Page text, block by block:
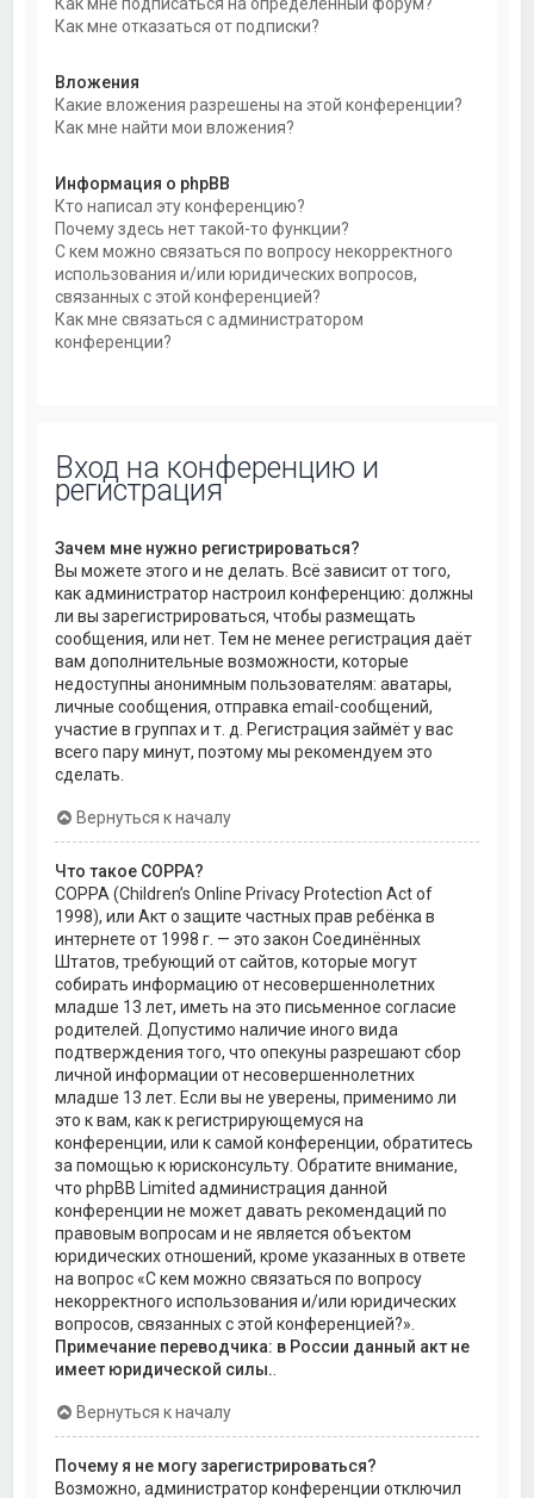
Как мне отказаться от подписки?
Вложения
Какие вложения разрешены на этой конференции?
Как мне найти мои вложения?
Информация о phpBB
Кто написал эту конференцию?
Почему здесь нет такой-то функции?
С кем можно связаться по вопросу некорректного
использования и/или юридических вопросов,
связанных с этой конференцией?
Как мне связаться с администратором
конференции?
Вход на конференцию и
регистрация
Зачем мне нужно регистрироваться?
Вы можете этого и не делать. Всё зависит от того,
как администратор настроил конференцию: должны
ли вы зарегистрироваться, чтобы размещать
сообщения, или нет. Тем не менее регистрация даёт
вам дополнительные возможности, которые
недоступны анонимным пользователям: аватары,
личные сообщения, отправка email-сообщений,
участие в группах и т. д. Регистрация займёт у вас
всего пару минут, поэтому мы рекомендуем это
сделать.
Вернуться к началу
Что такое COPPA?
COPPA (Children’s Online Privacy Protection Act of
1998), или Акт о защите частных прав ребёнка в
интернете от 1998 г. — это закон Соединённых
Штатов, требующий от сайтов, которые могут
собирать информацию от несовершеннолетних
младше 13 лет, иметь на это письменное согласие
родителей. Допустимо наличие иного вида
подтверждения того, что опекуны разрешают сбор
личной информации от несовершеннолетних
младше 13 лет. Если вы не уверены, применимо ли
это к вам, как к регистрирующемуся на
конференции, или к самой конференции, обратитесь
за помощью к юрисконсульту. Обратите внимание,
что phpBB Limited администрация данной
конференции не может давать рекомендаций по
правовым вопросам и не является объектом
юридических отношений, кроме указанных в ответе
на вопрос «С кем можно связаться по вопросу
некорректного использования и/или юридических
вопросов, связанных с этой конференцией?».
Примечание переводчика: в России данный акт не
имеет юридической силы.
Вернуться к началу
Почему я не могу зарегистрироваться?
Возможно, администратор конференции отключил